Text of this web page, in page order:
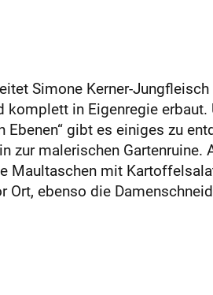
Simone Kerner-
komplett in Eigenregie
Ebenen“ gibt es einiges zu
zur malerischen
Maultaschen mit
Ort, ebenso die